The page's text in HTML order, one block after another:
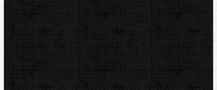
Vyhrdlovače
Kombinované sady
Pertlovače(lemovače)
Příslušenství